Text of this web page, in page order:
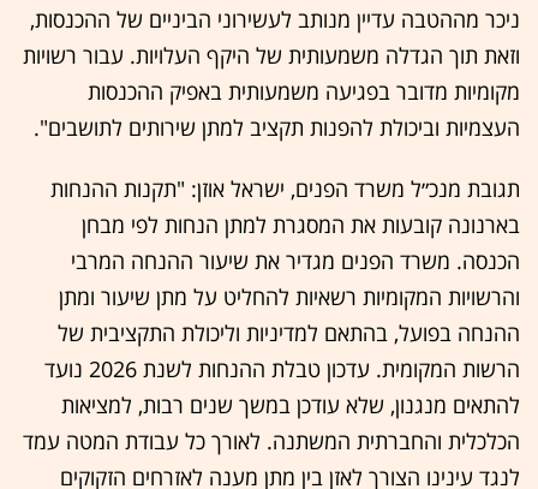
ניכר מההטבה עדיין מנותב לעשירוני הביניים של ההכנסות,
וזאת תוך הגדלה משמעותית של היקף העלויות. עבור רשויות
מקומיות מדובר בפגיעה משמעותית באפיק ההכנסות
העצמיות וביכולת להפנות תקציב למתן שירותים לתושבים".
תגובת מנכ״ל משרד הפנים, ישראל אוזן: "תקנות ההנחות
בארנונה קובעות את המסגרת למתן הנחות לפי מבחן
הכנסה. משרד הפנים מגדיר את שיעור ההנחה המרבי
והרשויות המקומיות רשאיות להחליט על מתן שיעור ומתן
ההנחה בפועל, בהתאם למדיניות וליכולת התקציבית של
הרשות המקומית. עדכון טבלת ההנחות לשנת 2026 נועד
להתאים מנגנון, שלא עודכן במשך שנים רבות, למציאות
הכלכלית והחברתית המשתנה. לאורך כל עבודת המטה עמד
לנגד עינינו הצורך לאזן בין מתן מענה לאזרחים הזקוקים